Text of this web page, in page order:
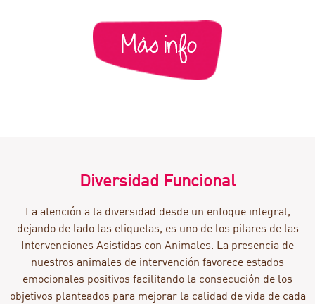
Diversidad Funcional
La atención a la diversidad desde un enfoque integral,
dejando de lado las etiquetas, es uno de los pilares de las
Intervenciones Asistidas con Animales. La presencia de
nuestros animales de intervención favorece estados
emocionales positivos facilitando la consecución de los
objetivos planteados para mejorar la calidad de vida de cada